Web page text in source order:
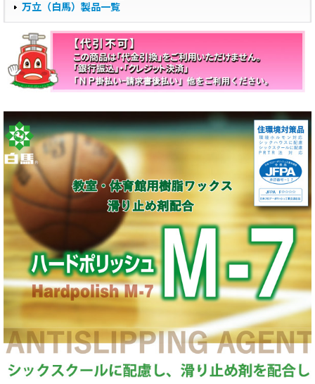
万立（白馬）製品一覧